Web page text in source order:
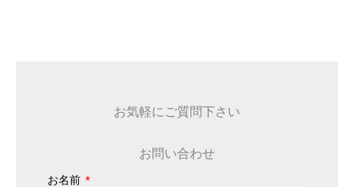
お気軽にご質問下さい
お問い合わせ
お名前